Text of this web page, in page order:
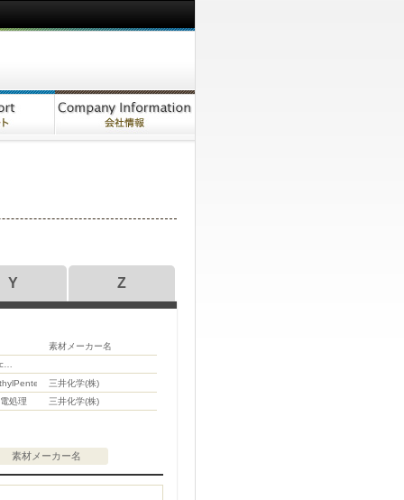
Y Z
素材メーカー名
三井化学(株)
処理 三井化学(株)
素材メーカー名